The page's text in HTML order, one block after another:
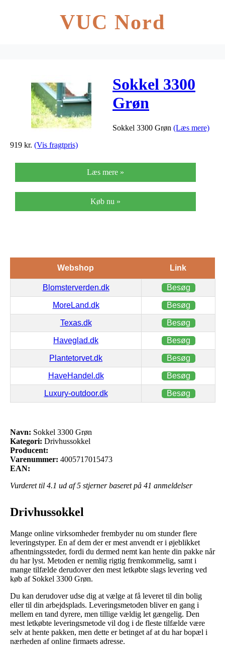
VUC Nord
Sokkel 3300
Grøn
Sokkel 3300 Grøn (Læs mere)
919 kr. (Vis fragtpris)
Læs mere »
Køb nu »
Webshop Link
Blomsterverden.dk Besøg
MoreLand.dk Besøg
Texas.dk Besøg
Haveglad.dk Besøg
Plantetorvet.dk Besøg
HaveHandel.dk Besøg
Luxury-outdoor.dk Besøg
Navn: Sokkel 3300 Grøn
Kategori: Drivhussokkel
Producent:
Varenummer: 4005717015473
EAN:
Vurderet til 4.1 ud af 5 stjerner baseret på 41 anmeldelser
Drivhussokkel
Mange online virksomheder frembyder nu om stunder flere
leveringstyper. En af dem der er mest anvendt er i øjeblikket
afhentningssteder, fordi du dermed nemt kan hente din pakke når
du har lyst. Metoden er nemlig rigtig fremkommelig, samt i
mange tilfælde derudover den mest letkøbte slags levering ved
køb af Sokkel 3300 Grøn.
Du kan derudover udse dig at vælge at få leveret til din bolig
eller til din arbejdsplads. Leveringsmetoden bliver en gang i
mellem en tand dyrere, men tillige vældig let gængelig. Den
mest letkøbte leveringsmetode vil dog i de fleste tilfælde være
selv at hente pakken, men dette er betinget af at du har bopæl i
nærheden af online firmaets adresse.